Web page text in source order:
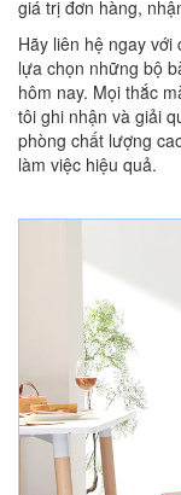
giá trị đơn hàng,
Hãy liên hệ ngay với
lựa chọn những bộ
hôm nay. Mọi thắc
tôi ghi nhận và giải
phòng chất lượng
làm việc hiệu quả.